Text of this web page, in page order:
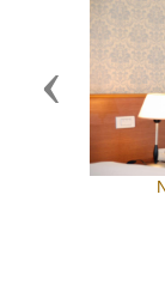
Previous